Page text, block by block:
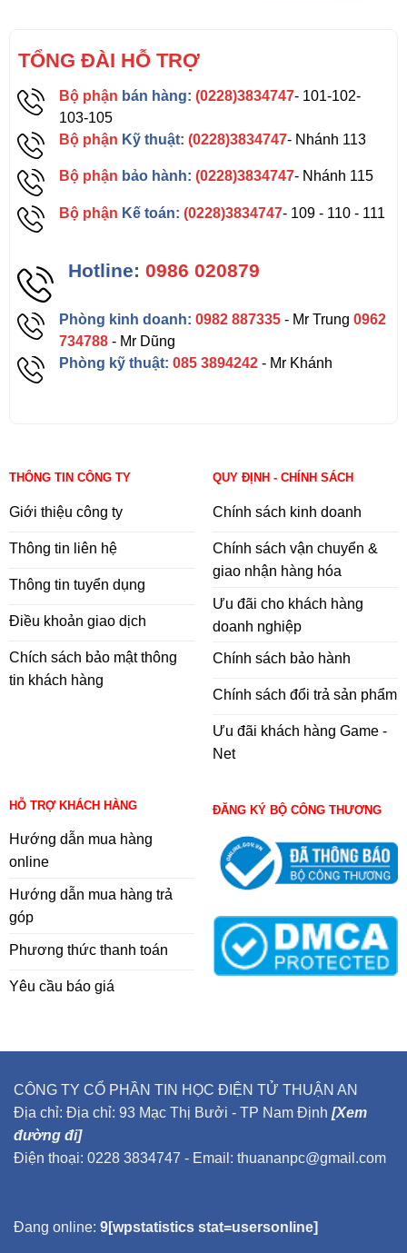
TỔNG ĐÀI HỖ TRỢ
Bộ phận bán hàng: (0228)3834747- 101-102-
103-105
Bộ phận Kỹ thuật: (0228)3834747- Nhánh 113
Bộ phận bảo hành: (0228)3834747- Nhánh 115
Bộ phận Kế toán: (0228)3834747- 109 - 110 - 111
Hotline: 0986 020879
Phòng kinh doanh: 0982 887335 - Mr Trung0962
734788 - Mr Dũng
Phòng kỹ thuật:085 3894242 - Mr Khánh
THÔNG TIN CÔNG TY
Giới thiệu công ty
Thông tin liên hệ
Thông tin tuyển dụng
Điều khoản giao dịch
Chích sách bảo mật thông
tin khách hàng
QUY ĐỊNH - CHÍNH SÁCH
Chính sách kinh doanh
Chính sách vận chuyển &
giao nhận hàng hóa
Ưu đãi cho khách hàng
doanh nghiệp
Chính sách bảo hành
Chính sách đổi trả sản phẩm
Ưu đãi khách hàng Game -
Net
HỖ TRỢ KHÁCH HÀNG
Hướng dẫn mua hàng
online
Hướng dẫn mua hàng trả
góp
Phương thức thanh toán
Yêu cầu báo giá
ĐĂNG KÝ BỘ CÔNG THƯƠNG
CÔNG TY CỔ PHẦN TIN HỌC ĐIỆN TỬ THUẬN AN
Địa chỉ: Địa chỉ: 93 Mạc Thị Bưởi - TP Nam Định [Xem
đường đi]
Điện thoại: 0228 3834747 - Email: thuananpc@gmail.com
Đang online: 9[wpstatistics stat=usersonline]